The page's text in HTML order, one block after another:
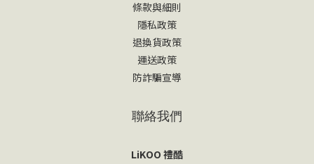
條款與細則
隱私政策
退換貨政策
運送政策
防詐騙宣導
聯絡我們
LiKOO 禮酷